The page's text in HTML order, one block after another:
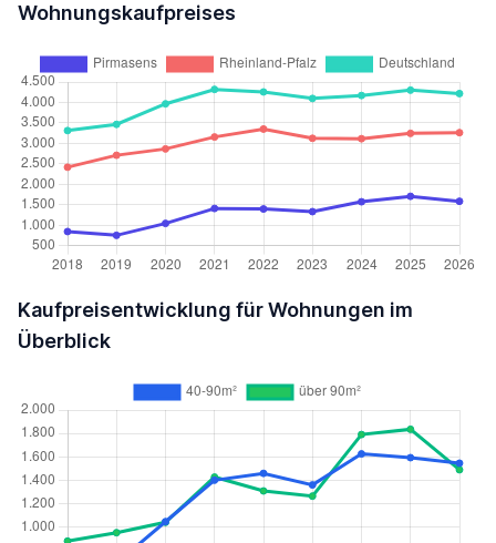
Wohnungskaufpreises
Kaufpreisentwicklung für Wohnungen im
Überblick